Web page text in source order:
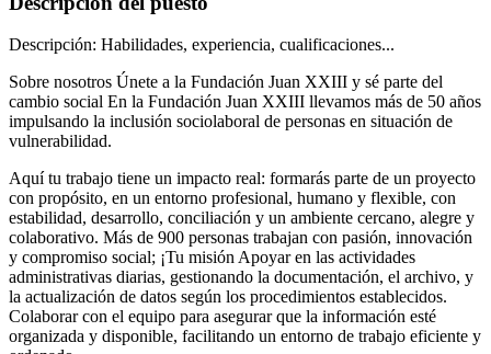
Descripción: Habilidades, experiencia, cualificaciones...
Sobre nosotros Únete a la Fundación Juan XXIII y sé parte del
cambio social En la Fundación Juan XXIII llevamos más de 50 años
impulsando la inclusión sociolaboral de personas en situación de
vulnerabilidad.
Aquí tu trabajo tiene un impacto real: formarás parte de un proyecto
con propósito, en un entorno profesional, humano y flexible, con
estabilidad, desarrollo, conciliación y un ambiente cercano, alegre y
colaborativo. Más de 900 personas trabajan con pasión, innovación
y compromiso social; ¡Tu misión Apoyar en las actividades
administrativas diarias, gestionando la documentación, el archivo, y
la actualización de datos según los procedimientos establecidos.
Colaborar con el equipo para asegurar que la información esté
organizada y disponible, facilitando un entorno de trabajo eficiente y